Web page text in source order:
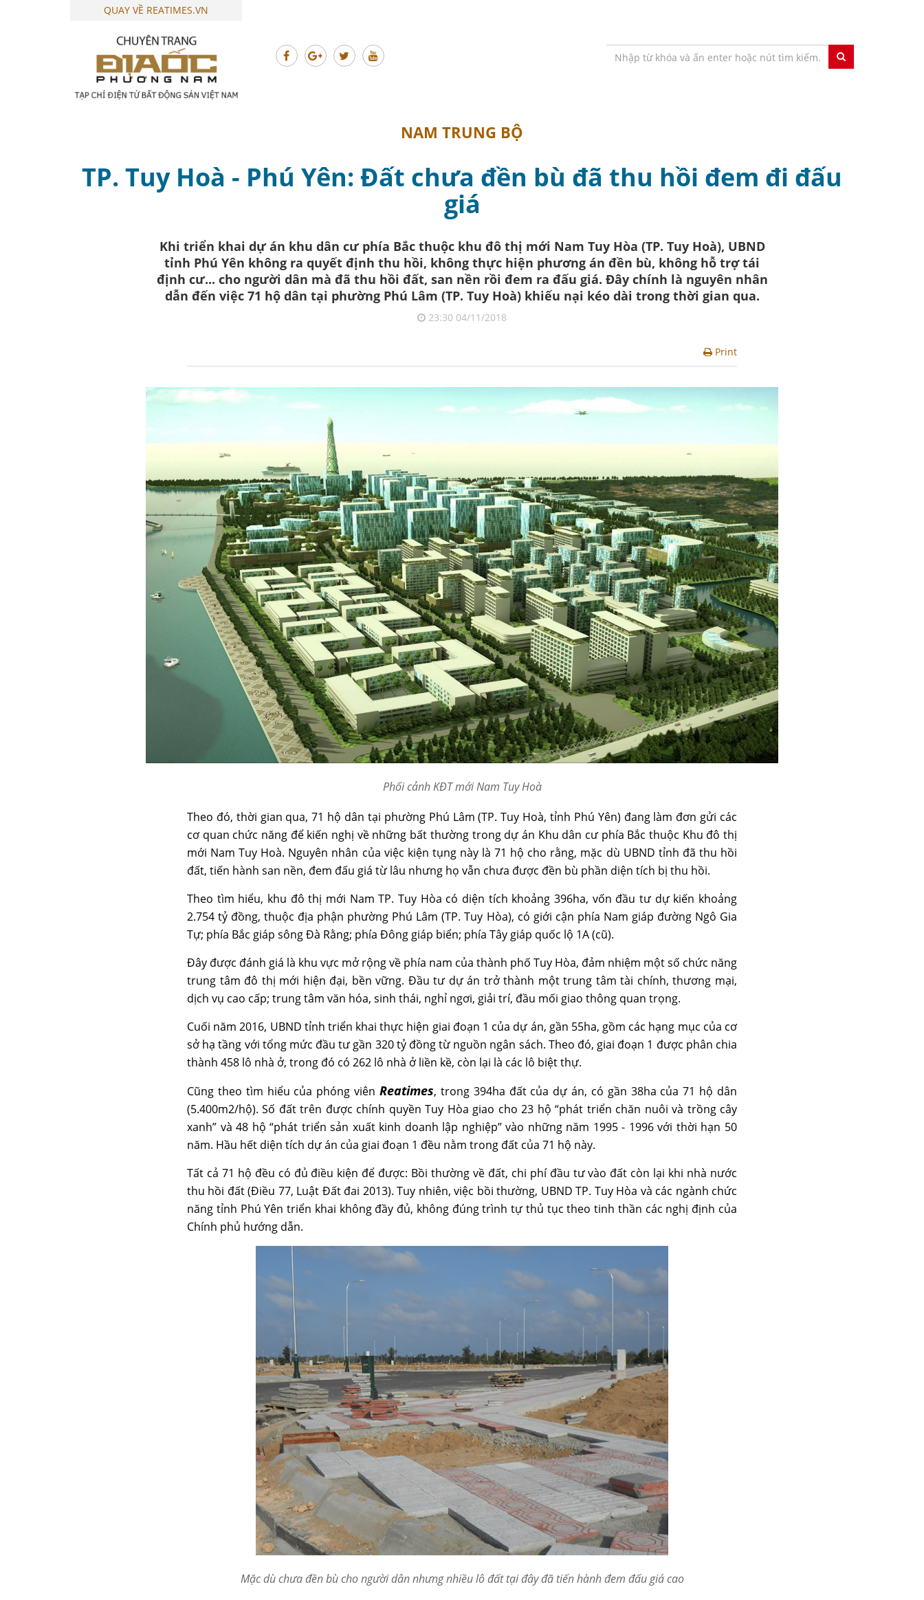
QUAY VỀ REATIMES.VN
NAM TRUNG BỘ
TP. Tuy Hoà - Phú Yên: Đất chưa đền bù đã thu hồi đem đi đấu
giá
Khi triển khai dự án khu dân cư phía Bắc thuộc khu đô thị mới Nam Tuy Hòa (TP. Tuy Hoà), UBND
tỉnh Phú Yên không ra quyết định thu hồi, không thực hiện phương án đền bù, không hỗ trợ tái
định cư... cho người dân mà đã thu hồi đất, san nền rồi đem ra đấu giá. Đây chính là nguyên nhân
dẫn đến việc 71 hộ dân tại phường Phú Lâm (TP. Tuy Hoà) khiếu nại kéo dài trong thời gian qua.
23:30 04/11/2018
Print
Phối cảnh KĐT mới Nam Tuy Hoà
Theo đó, thời gian qua, 71 hộ dân tại phường Phú Lâm (TP. Tuy Hoà, tỉnh Phú Yên) đang làm đơn gửi các
cơ quan chức năng để kiến nghị về những bất thường trong dự án Khu dân cư phía Bắc thuộc Khu đô thị
mới Nam Tuy Hoà. Nguyên nhân của việc kiện tụng này là 71 hộ cho rằng, mặc dù UBND tỉnh đã thu hồi
đất, tiến hành san nền, đem đấu giá từ lâu nhưng họ vẫn chưa được đền bù phần diện tích bị thu hồi.
Theo tìm hiểu, khu đô thị mới Nam TP. Tuy Hòa có diện tích khoảng 396ha, vốn đầu tư dự kiến khoảng
2.754 tỷ đồng, thuộc địa phận phường Phú Lâm (TP. Tuy Hòa), có giới cận phía Nam giáp đường Ngô Gia
Tự; phía Bắc giáp sông Đà Rằng; phía Đông giáp biển; phía Tây giáp quốc lộ 1A (cũ).
Đây được đánh giá là khu vực mở rộng về phía nam của thành phố Tuy Hòa, đảm nhiệm một số chức năng
trung tâm đô thị mới hiện đại, bền vững. Đầu tư dự án trở thành một trung tâm tài chính, thương mại,
dịch vụ cao cấp; trung tâm văn hóa, sinh thái, nghỉ ngơi, giải trí, đầu mối giao thông quan trọng.
Cuối năm 2016, UBND tỉnh triển khai thực hiện giai đoạn 1 của dự án, gần 55ha, gồm các hạng mục của cơ
sở hạ tầng với tổng mức đầu tư gần 320 tỷ đồng từ nguồn ngân sách. Theo đó, giai đoạn 1 được phân chia
thành 458 lô nhà ở, trong đó có 262 lô nhà ở liền kề, còn lại là các lô biệt thự.
Cũng theo tìm hiểu của phóng viên Reatimes, trong 394ha đất của dự án, có gần 38ha của 71 hộ dân
(5.400m2/hộ). Số đất trên được chính quyền Tuy Hòa giao cho 23 hộ “phát triển chăn nuôi và trồng cây
xanh” và 48 hộ “phát triển sản xuất kinh doanh lập nghiệp” vào những năm 1995 - 1996 với thời hạn 50
năm. Hầu hết diện tích dự án của giai đoạn 1 đều nằm trong đất của 71 hộ này.
Tất cả 71 hộ đều có đủ điều kiện để được: Bồi thường về đất, chi phí đầu tư vào đất còn lại khi nhà nước
thu hồi đất (Điều 77, Luật Đất đai 2013). Tuy nhiên, việc bồi thường, UBND TP. Tuy Hòa và các ngành chức
năng tỉnh Phú Yên triển khai không đầy đủ, không đúng trình tự thủ tục theo tinh thần các nghị định của
Chính phủ hướng dẫn.
Mặc dù chưa đền bù cho người dân nhưng nhiều lô đất tại đây đã tiến hành đem đấu giá cao